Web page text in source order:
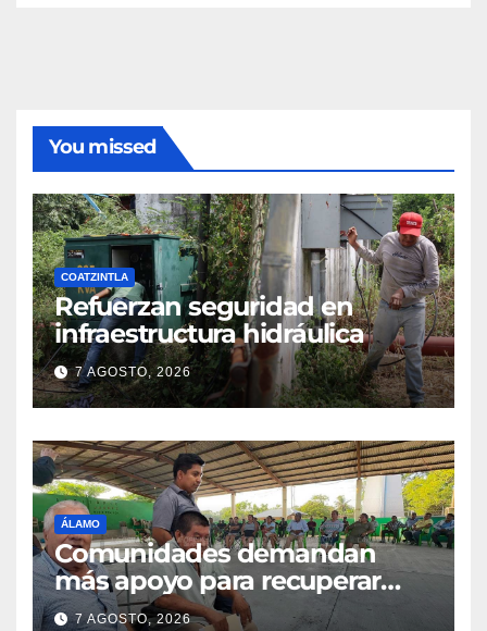
You missed
COATZINTLA
Refuerzan seguridad en
infraestructura hidráulica
7 AGOSTO, 2026
ÁLAMO
Comunidades demandan
más apoyo para recuperar
parcelas
7 AGOSTO, 2026